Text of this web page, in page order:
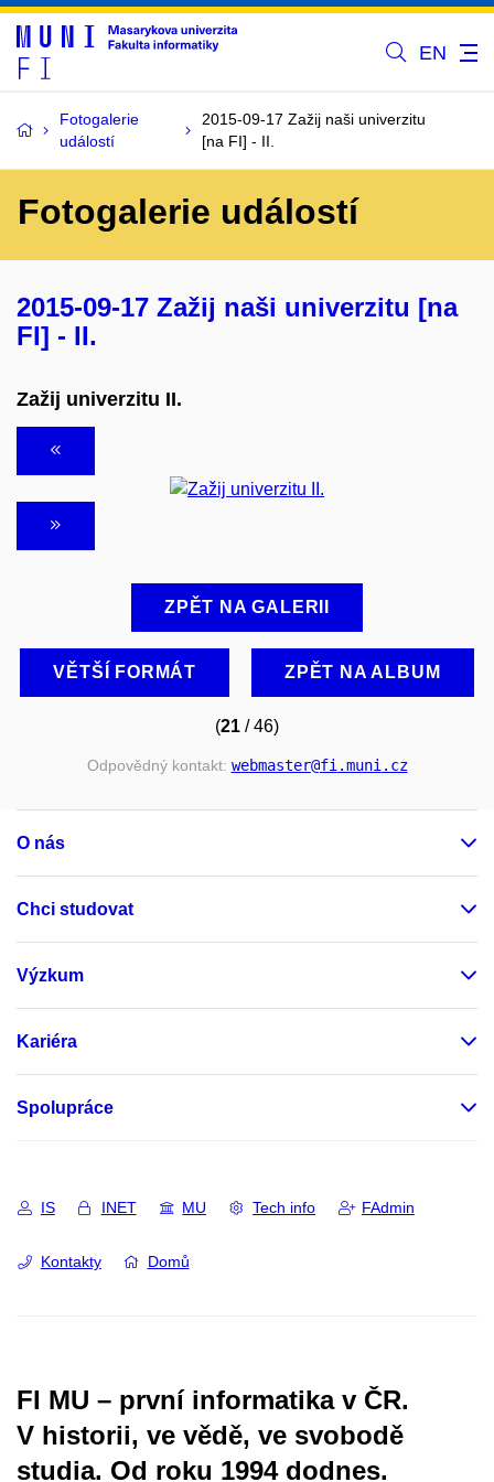
EN
Fotogalerie
událostí
2015-09-17 Zažij naši univerzitu
[na FI] - II.
Fotogalerie událostí
2015-09-17 Zažij naši univerzitu [na
FI] - II.
Zažij univerzitu II.
ZPĚT NA GALERII
VĚTŠÍ FORMÁT ZPĚT NA ALBUM
(21 / 46)
Odpovědný kontakt: webmaster@fi.muni.cz
O nás
Chci studovat
Výzkum
Kariéra
Spolupráce
IS INET MU Tech info FAdmin
Kontakty Domů
FI MU – první informatika v ČR.
V historii, ve vědě, ve svobodě
studia. Od roku 1994 dodnes.